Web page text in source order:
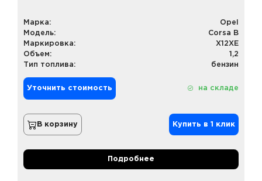
Марка:
Opel
Модель:
Corsa B
Маркировка:
X12XE
Объем:
1,2
Тип топлива:
бензин
Уточнить стоимость на складе
В корзину Купить в 1 клик
Подробнее